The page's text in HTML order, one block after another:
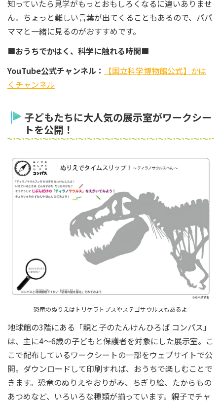
知っていたら見学がもっとおもしろくなるに違いありませ
ん。ちょっと難しい言葉が出てくることもあるので、パパ
ママと一緒に見るのがおすすめです。
■おうちでかはく、科学に触れる時間■
YouTube公式チャンネル：
【国立科学博物館公式】かは
くチャンネル
子どもたちに大人気の展示室がワークシー
トを公開！
恐竜のぬりえはトリケラトプスやステゴサウルスもあるよ
地球館の3階にある「親と子のたんけんひろば コンパス」
は、主に4～6歳の子どもと保護者を対象にした展示室。こ
こで配布しているワークシートの一部をウェブサイトで公
開。ダウンロードして印刷すれば、おうちで楽しむことで
きます。恐竜のぬりえやおりがみ、ちぎり絵、たからもの
あつめなど、いろいろな種類が揃っています。親子でチャ